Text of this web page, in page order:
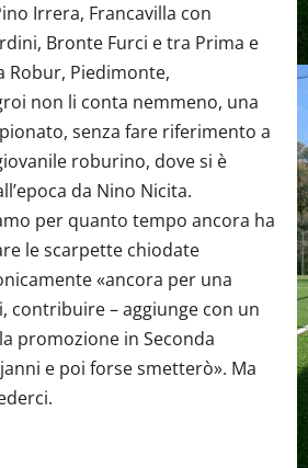
Irrera, Francavilla con
Bronte Furci e tra Prima e
Robur, Piedimonte,
non li conta nemmeno, una
senza fare riferimento a
roburino, dove si è
da Nino Nicita.
per quanto tempo ancora ha
le scarpette chiodate
«ancora per una
contribuire – aggiunge con un
promozione in Seconda
e poi forse smetterò». Ma